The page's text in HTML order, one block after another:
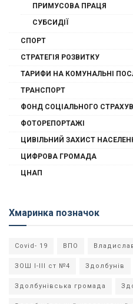
ПРИМУСОВА ПРАЦЯ
СУБСИДІЇ
СПОРТ
СТРАТЕГІЯ РОЗВИТКУ
ТАРИФИ НА КОМУНАЛЬНІ
ТРАНСПОРТ
ФОНД СОЦІАЛЬНОГО
ФОТОРЕПОРТАЖІ
ЦИВІЛЬНИЙ ЗАХИСТ
ЦИФРОВА ГРОМАДА
ЦНАП
Хмаринка позначок
Covid- 19 ВПО
ЗОШ І-ІІІ ст №4 Здолбунів
Здолбунівська громада